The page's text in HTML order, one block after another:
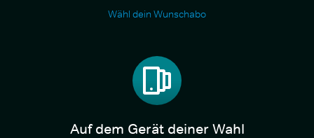
Wähl dein Wunschabo
Auf dem Gerät deiner Wahl